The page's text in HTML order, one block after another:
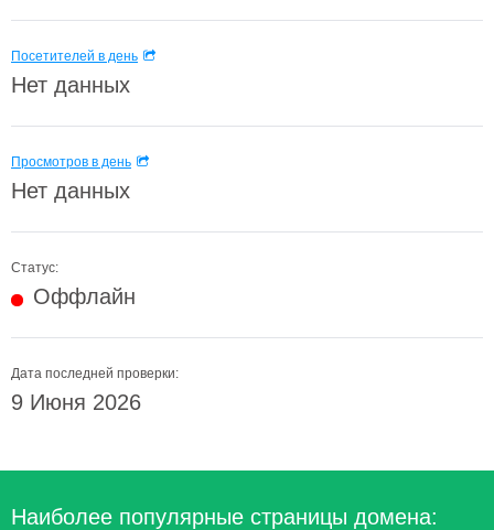
Посетителей в день
Нет данных
Просмотров в день
Нет данных
Статус:
Оффлайн
Дата последней проверки:
9 Июня 2026
Наиболее популярные страницы домена: